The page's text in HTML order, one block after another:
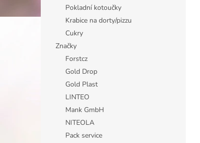
Pokladní kotoučky
Krabice na dorty/pizzu
Cukry
Značky
Forstcz
Gold Drop
Gold Plast
LINTEO
Mank GmbH
NITEOLA
Pack service